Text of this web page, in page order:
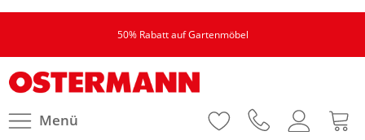
50% Rabatt auf Gartenmöbel
Menü